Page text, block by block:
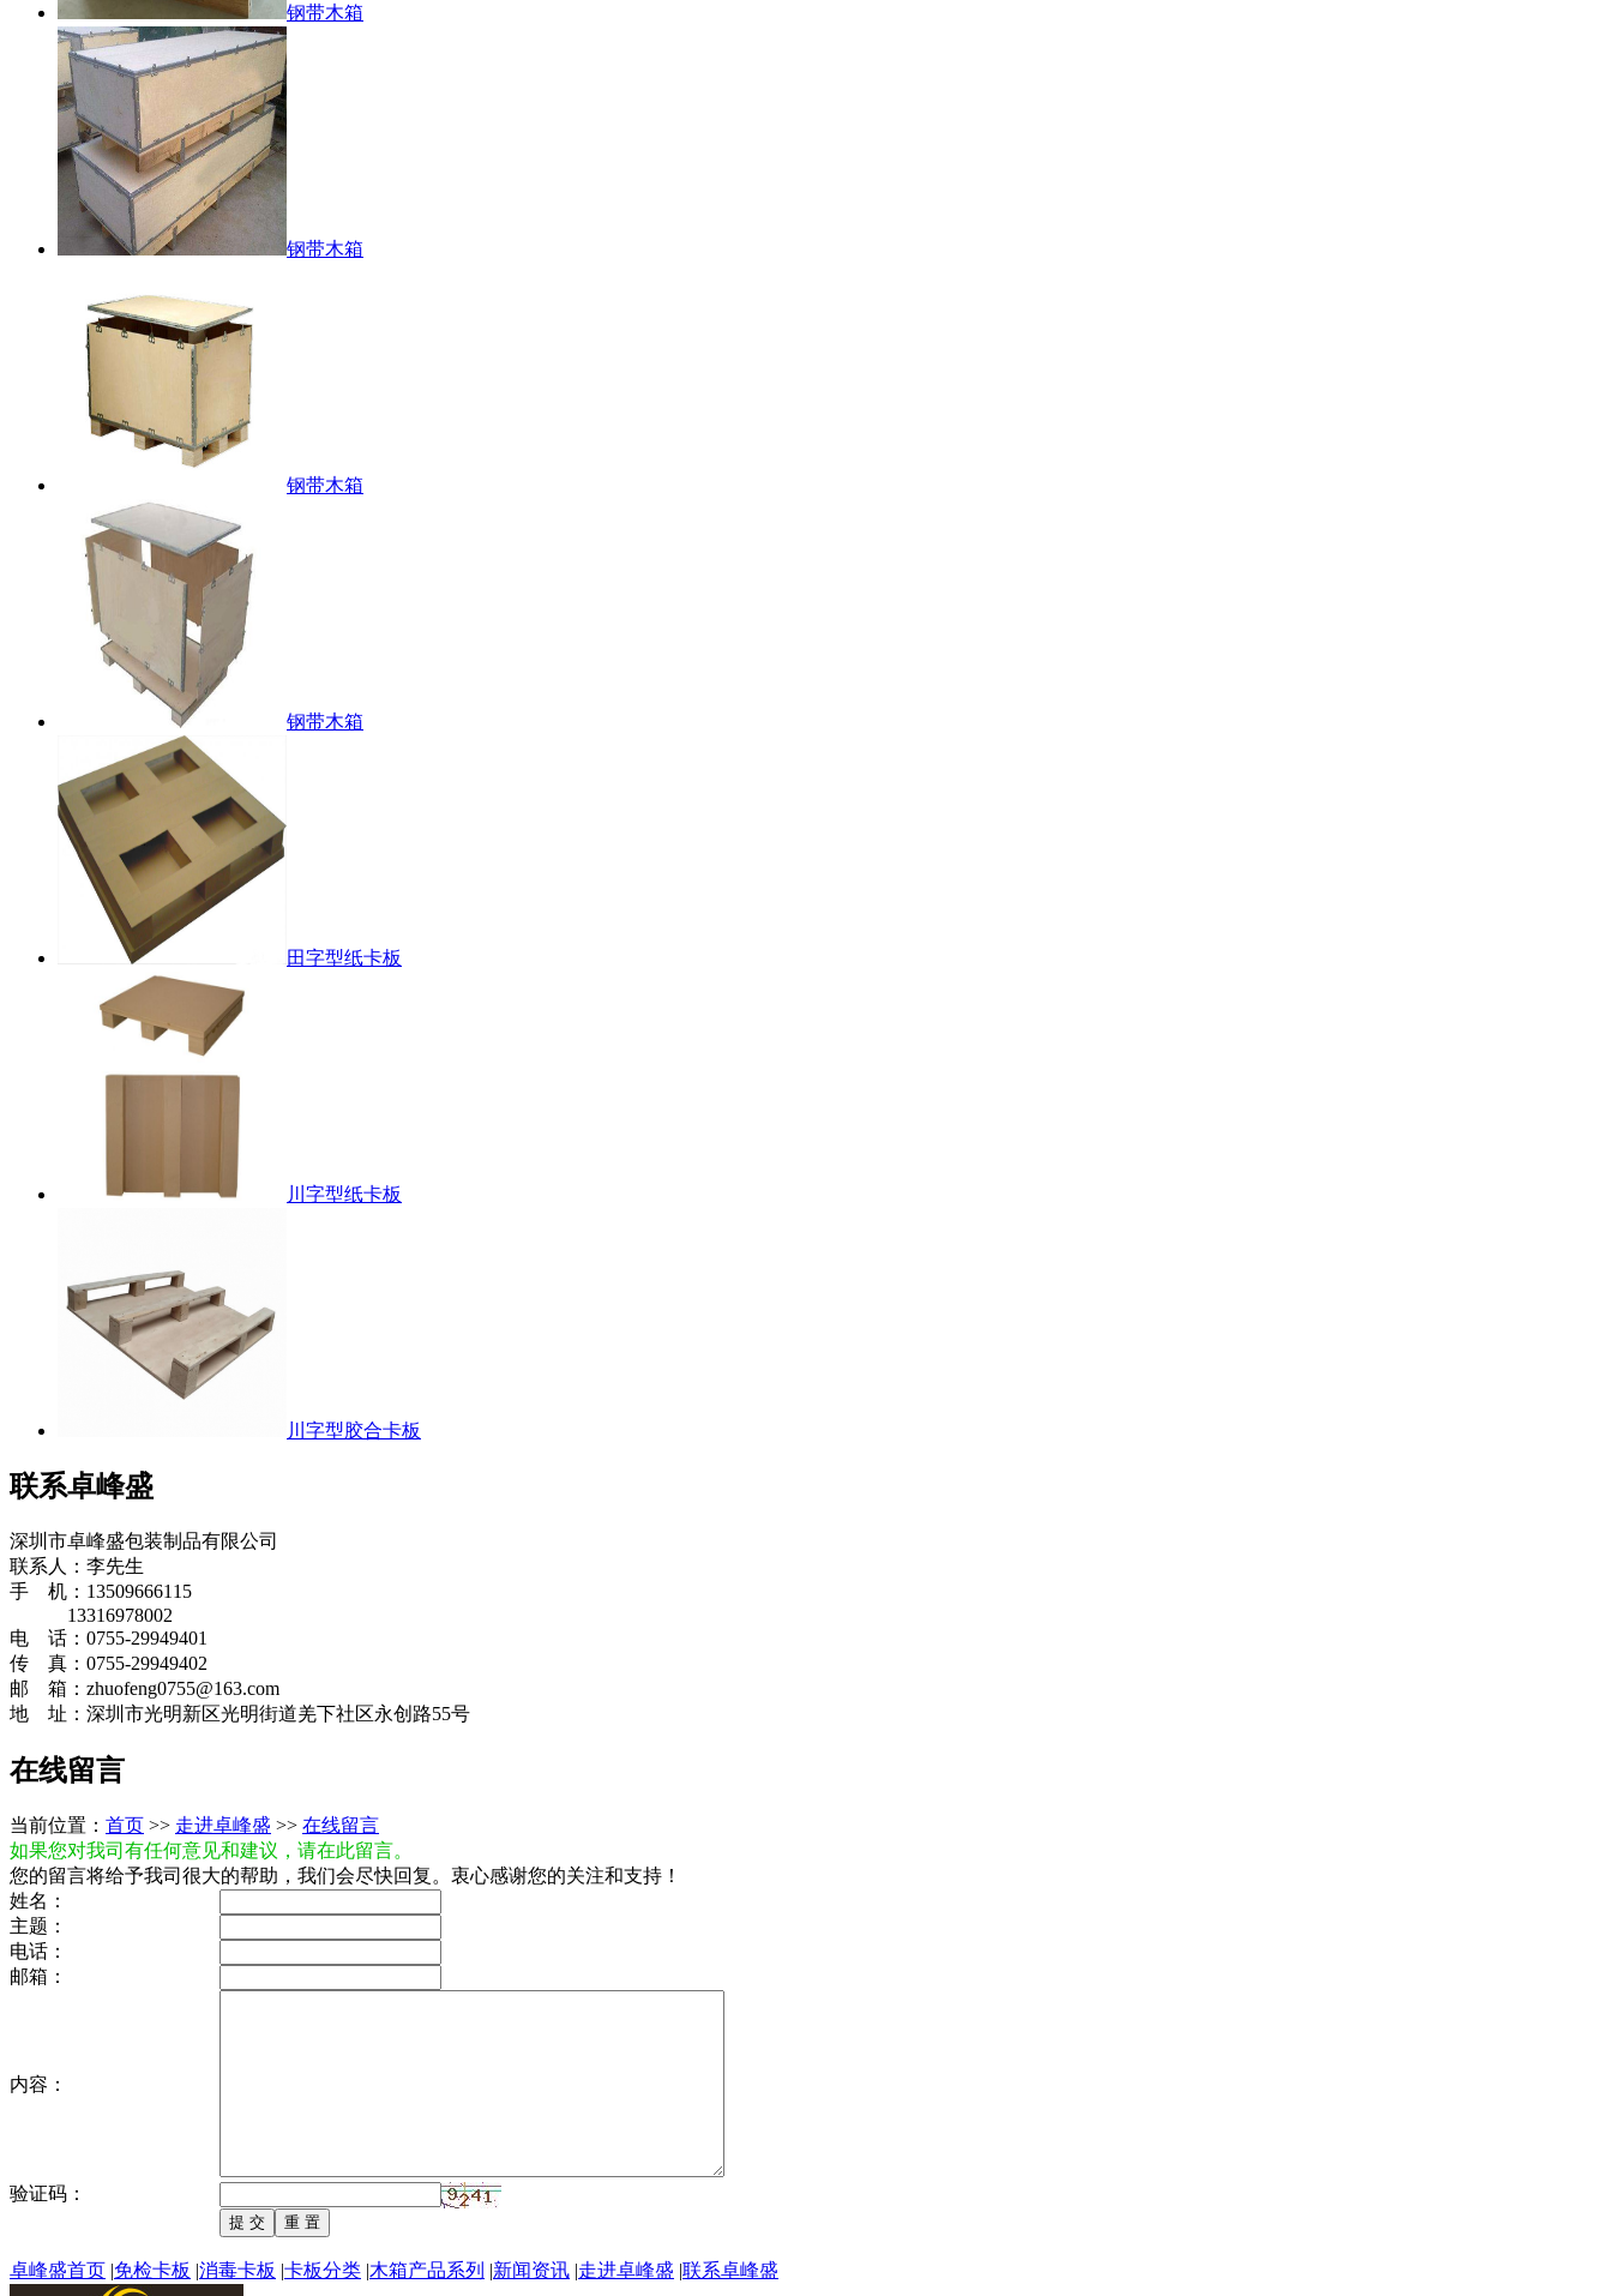
钢带木箱
钢带木箱
钢带木箱
钢带木箱
田字型纸卡板
川字型纸卡板
川字型胶合卡板
联系卓峰盛
深圳市卓峰盛包装制品有限公司
联系人：李先生
手 机：13509666115
13316978002
电 话：0755-29949401
传 真：0755-29949402
邮 箱：zhuofeng0755@163.com
地 址：深圳市光明新区光明街道羌下社区永创路55号
在线留言
当前位置： 首页 >> 走进卓峰盛 >> 在线留言
如果您对我司有任何意见和建议，请在此留言。
您的留言将给予我司很大的帮助，我们会尽快回复。衷心感谢您的关注和支持！
姓名：
主题：
电话：
邮箱：
内容：
验证码：
卓峰盛首页 |免检卡板 |消毒卡板 |卡板分类 |木箱产品系列 |新闻资讯 |走进卓峰盛 |联系卓峰盛